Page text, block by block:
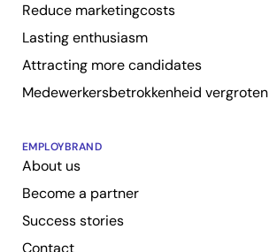
Reduce marketingcosts
Lasting enthusiasm
Attracting more candidates
Medewerkersbetrokkenheid vergroten
EMPLOYBRAND
About us
Become a partner
Success stories
Contact